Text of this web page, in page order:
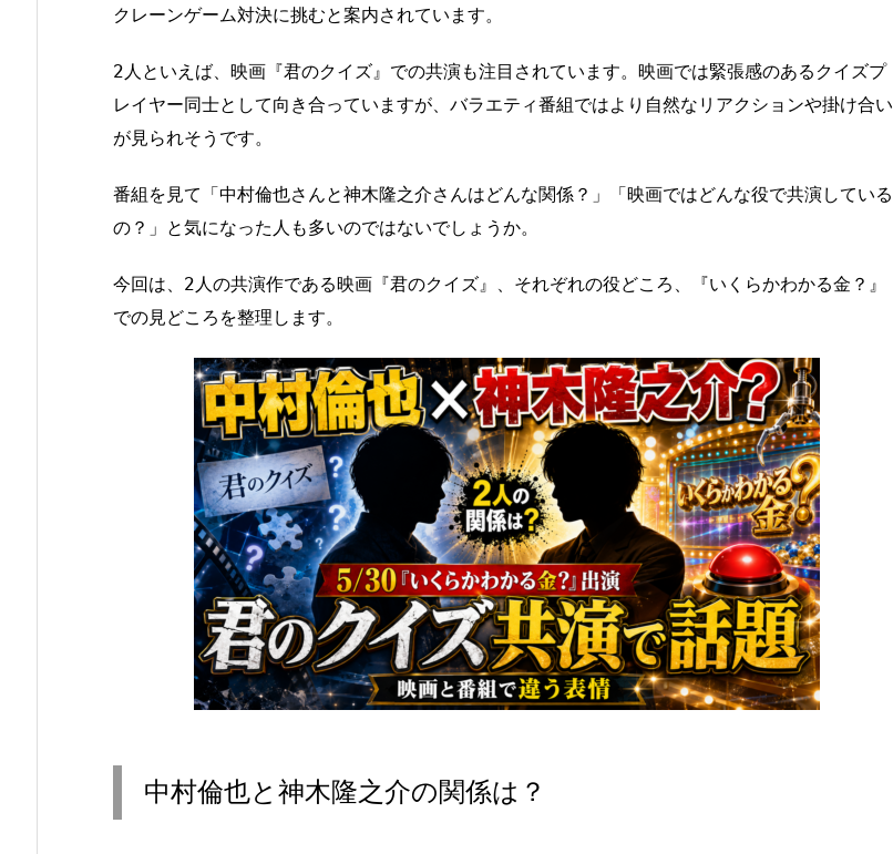
クレーンゲーム対決に挑むと案内されています。
2人といえば、映画『君のクイズ』での共演も注目されています。映画では緊張感のあるクイズプ
レイヤー同士として向き合っていますが、バラエティ番組ではより自然なリアクションや掛け合い
が見られそうです。
番組を見て「中村倫也さんと神木隆之介さんはどんな関係？」「映画ではどんな役で共演している
の？」と気になった人も多いのではないでしょうか。
今回は、2人の共演作である映画『君のクイズ』、それぞれの役どころ、『いくらかわかる金？』
での見どころを整理します。
中村倫也と神木隆之介の関係は？